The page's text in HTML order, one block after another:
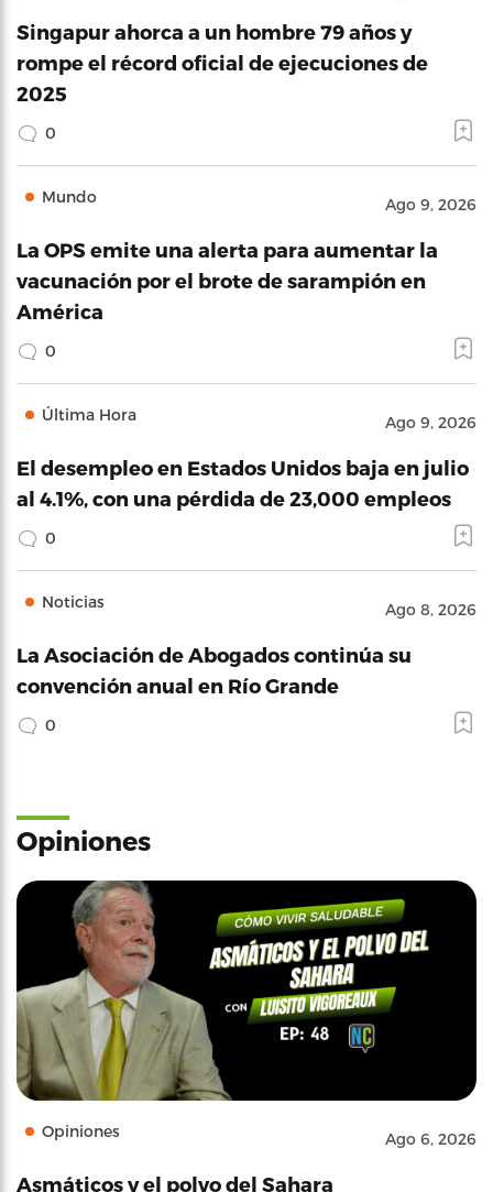
Singapur ahorca a un hombre 79 años y
rompe el récord oficial de ejecuciones de
2025
0
Mundo Ago 9, 2026
La OPS emite una alerta para aumentar la
vacunación por el brote de sarampión en
América
0
Última Hora Ago 9, 2026
El desempleo en Estados Unidos baja en julio
al 4.1%, con una pérdida de 23,000 empleos
0
Noticias Ago 8, 2026
La Asociación de Abogados continúa su
convención anual en Río Grande
0
Opiniones
Opiniones Ago 6, 2026
Asmáticos y el polvo del Sahara